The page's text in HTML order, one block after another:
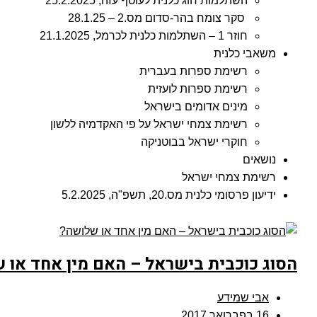
סקר צומח בהר-סדום מס.2 – 28.1.25
חוזר 1 – השתלמות כלנית לכרמל, 21.1.2025
משאבי כלנית
רשימת ספרות בעברית
רשימת ספרות לועזית
מינים אדומים בישראל
רשימת צמחי ישראל על פי האקדמיה ללשון
חוקרי ישראל בבוטניקה
נושאים
רשימת צמחי ישראל
ידיעון פרסומי כלנית מס.20, תשפ"ה, 5.2.2025
הסוג כוכבית בישראל – האם מין אחד
אבי שמידע